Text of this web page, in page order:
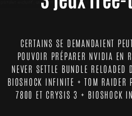
CERTAINS SE DEMANDAIENT
POUVOIR PRÉPARER NVIDIA EN
NEVER SETTLE BUNDLE
BIOSHOCK INFINITE + TOM RAIDER
7800 ET CRYSIS 3 + BIOSHOCK